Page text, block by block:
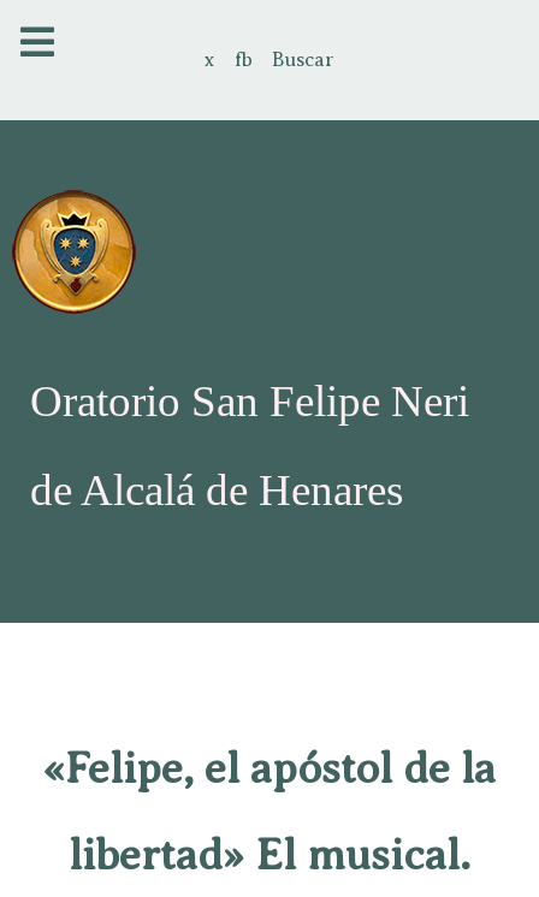
x fb Buscar
Oratorio San Felipe Neri
de Alcalá de Henares
«Felipe, el apóstol de la
libertad» El musical.